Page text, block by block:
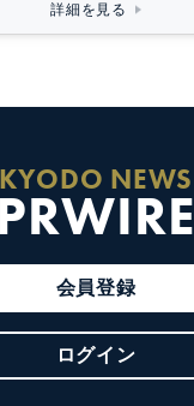
詳細を見る
KYODO NEWS
PRWIRE
会員登録
ログイン